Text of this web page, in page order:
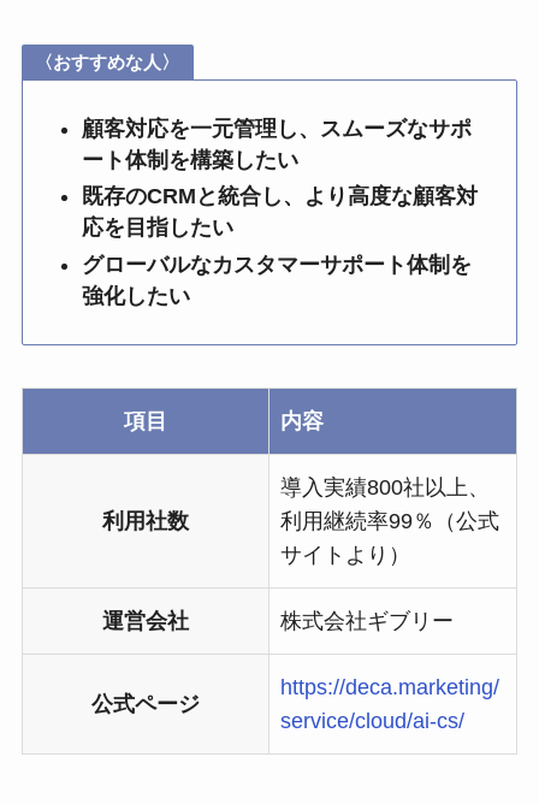
〈おすすめな人〉
顧客対応を一元管理し、スムーズなサポ
ート体制を構築したい
既存のCRMと統合し、より高度な顧客対
応を目指したい
グローバルなカスタマーサポート体制を
強化したい
項目 内容
利用社数
導入実績800社以上、
利用継続率99％（公式
サイトより）
運営会社 株式会社ギブリー
公式ページ
https://deca.marketing/
service/cloud/ai-cs/